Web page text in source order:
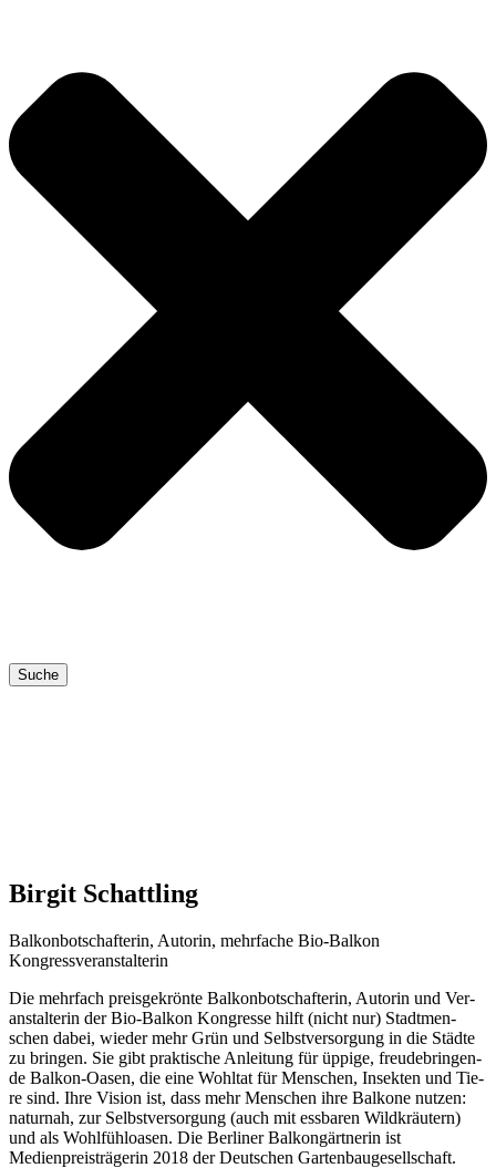
Suche
Birgit Schattling
Bal­kon­bot­schaf­te­rin, Autorin, mehr­fa­che Bio-Bal­kon
Kongressveranstalterin
Die mehr­fach preis­ge­krön­te Bal­kon­bot­schaf­te­rin, Autorin und Ver­
an­stal­te­rin der Bio-Bal­kon Kon­gres­se hilft (nicht nur) Stadt­men­
schen dabei, wie­der mehr Grün und Selbst­ver­sor­gung in die Städ­te
zu brin­gen. Sie gibt prak­ti­sche Anlei­tung für üppi­ge, freu­de­brin­gen­
de Bal­kon-Oasen, die eine Wohl­tat für Men­schen, Insek­ten und Tie­
re sind. Ihre Visi­on ist, dass mehr Men­schen ihre Bal­ko­ne nut­zen:
natur­nah, zur Selbst­ver­sor­gung (auch mit ess­ba­ren Wild­kräu­tern)
und als Wohl­fühl­oa­sen. Die Ber­li­ner Balkongärtnerin ist
Medienpreisträgerin 2018 der Deut­schen Gar­ten­bau­ge­sell­schaft.